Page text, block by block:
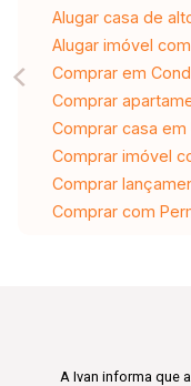
Alugar casa de
Alugar imóvel
Comprar em
Comprar
Comprar casa em
Comprar imóvel
Comprar
Comprar com
A Ivan informa que